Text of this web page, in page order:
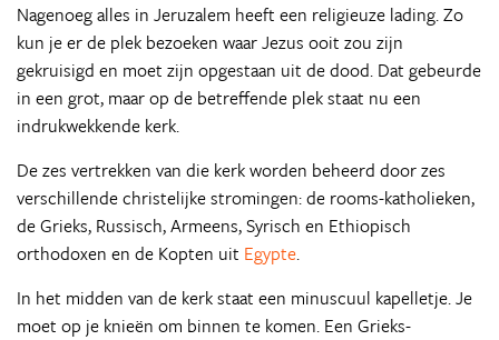
Nagenoeg alles in Jeruzalem heeft een religieuze lading. Zo
kun je er de plek bezoeken waar Jezus ooit zou zijn
gekruisigd en moet zijn opgestaan uit de dood. Dat gebeurde
in een grot, maar op de betreffende plek staat nu een
indrukwekkende kerk.
De zes vertrekken van die kerk worden beheerd door zes
verschillende christelijke stromingen: de rooms-katholieken,
de Grieks, Russisch, Armeens, Syrisch en Ethiopisch
orthodoxen en de Kopten uit Egypte.
In het midden van de kerk staat een minuscuul kapelletje. Je
moet op je knieën om binnen te komen. Een Grieks-